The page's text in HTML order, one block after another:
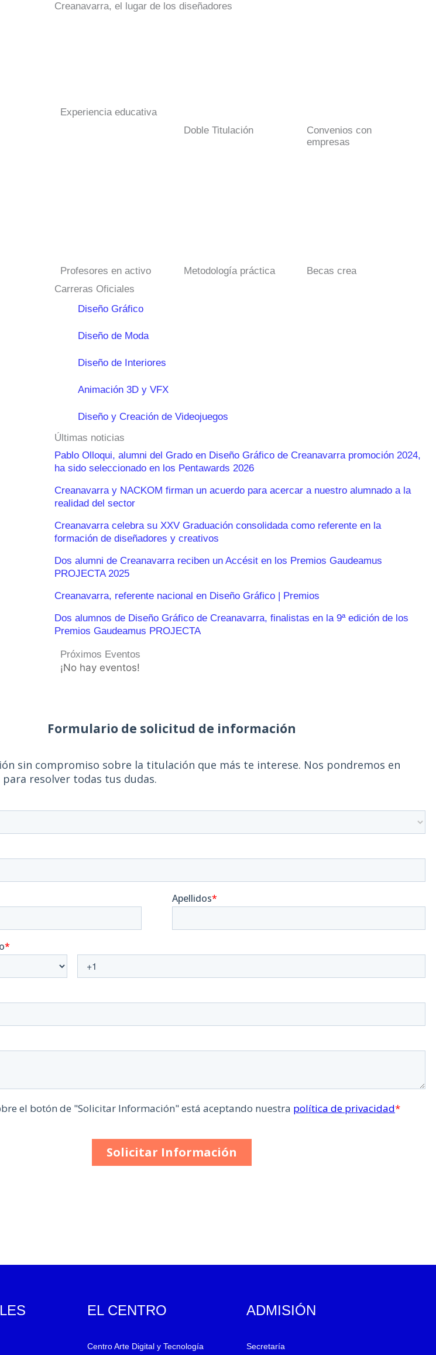
Creanavarra, el lugar de los diseñadores
Experiencia educativa
Doble Titulación
Convenios con
empresas
Profesores en activo Metodología práctica
Becas crea
Carreras Oficiales
Diseño Gráfico
Diseño de Moda
Diseño de Interiores
Animación 3D y VFX
Diseño y Creación de Videojuegos
Últimas noticias
Pablo Olloqui, alumni del Grado en Diseño Gráfico de Creanavarra promoción 2024,
ha sido seleccionado en los Pentawards 2026
Creanavarra y NACKOM firman un acuerdo para acercar a nuestro alumnado a la
realidad del sector
Creanavarra celebra su XXV Graduación consolidada como referente en la
formación de diseñadores y creativos
Dos alumni de Creanavarra reciben un Accésit en los Premios Gaudeamus
PROJECTA 2025
Creanavarra, referente nacional en Diseño Gráfico | Premios
Dos alumnos de Diseño Gráfico de Creanavarra, finalistas en la 9ª edición de los
Premios Gaudeamus PROJECTA
Próximos Eventos
¡No hay eventos!
EL CENTRO
Centro Arte Digital y Tecnología
ADMISIÓN
Secretaría